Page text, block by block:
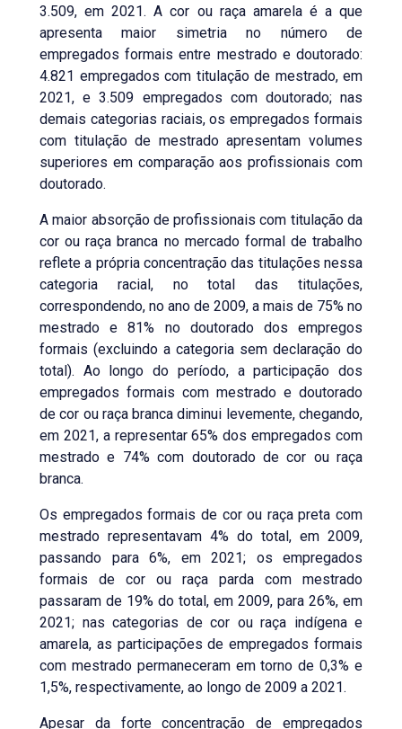
3.509, em 2021. A cor ou raça amarela é a que
apresenta maior simetria no número de
empregados formais entre mestrado e doutorado:
4.821 empregados com titulação de mestrado, em
2021, e 3.509 empregados com doutorado; nas
demais categorias raciais, os empregados formais
com titulação de mestrado apresentam volumes
superiores em comparação aos profissionais com
doutorado.
A maior absorção de profissionais com titulação da
cor ou raça branca no mercado formal de trabalho
reflete a própria concentração das titulações nessa
categoria racial, no total das titulações,
correspondendo, no ano de 2009, a mais de 75% no
mestrado e 81% no doutorado dos empregos
formais (excluindo a categoria sem declaração do
total). Ao longo do período, a participação dos
empregados formais com mestrado e doutorado
de cor ou raça branca diminui levemente, chegando,
em 2021, a representar 65% dos empregados com
mestrado e 74% com doutorado de cor ou raça
branca.
Os empregados formais de cor ou raça preta com
mestrado representavam 4% do total, em 2009,
passando para 6%, em 2021; os empregados
formais de cor ou raça parda com mestrado
passaram de 19% do total, em 2009, para 26%, em
2021; nas categorias de cor ou raça indígena e
amarela, as participações de empregados formais
com mestrado permaneceram em torno de 0,3% e
1,5%, respectivamente, ao longo de 2009 a 2021.
Apesar da forte concentração de empregados